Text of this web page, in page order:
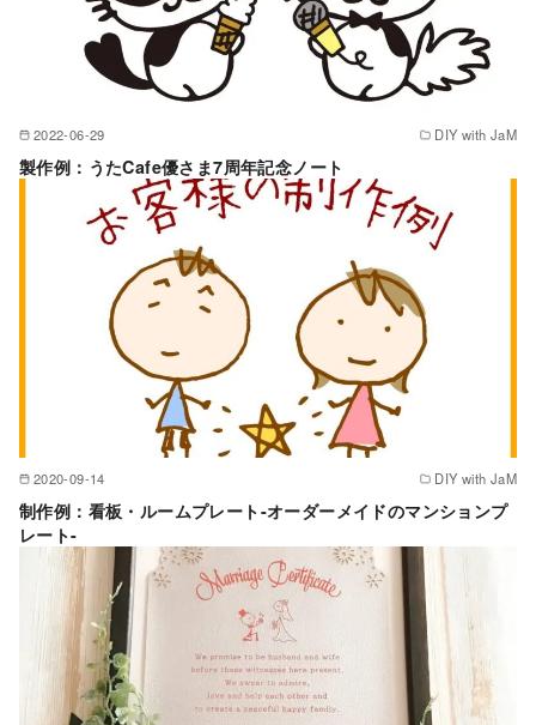
2022-06-29 DIY with JaM
製作例：うたCafe優さま7周年記念ノート
2020-09-14 DIY with JaM
制作例：看板・ルームプレート-オーダーメイドのマンションプ
レート-